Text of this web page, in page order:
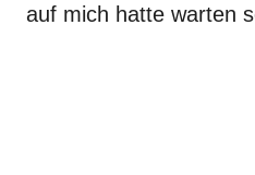
auf mich hatte warten